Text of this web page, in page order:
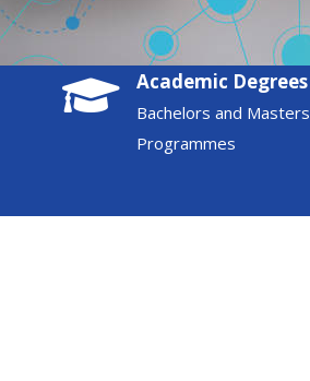
Academic Degrees
Bachelors and Masters
Programmes